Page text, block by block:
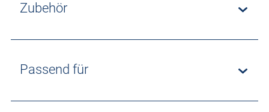
Zubehör
Passend für